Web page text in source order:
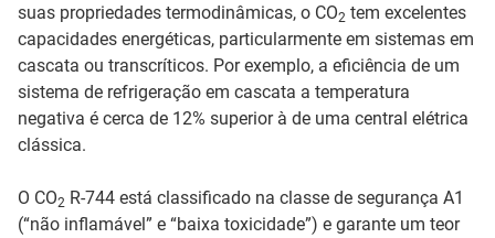
suas propriedades termodinâmicas, o CO2 tem excelentes
capacidades energéticas, particularmente em sistemas em
cascata ou transcríticos. Por exemplo, a eficiência de um
sistema de refrigeração em cascata a temperatura
negativa é cerca de 12% superior à de uma central elétrica
clássica.
O CO2 R-744 está classificado na classe de segurança A1
(“não inflamável” e “baixa toxicidade”) e garante um teor